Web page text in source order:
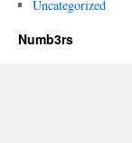
Uncategorized
Numb3rs